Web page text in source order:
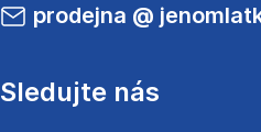
prodejna @
Sledujte nás